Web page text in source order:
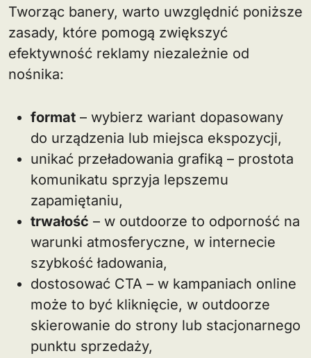
Tworząc banery, warto uwzględnić poniższe
zasady, które pomogą zwiększyć
efektywność reklamy niezależnie od
nośnika:
format – wybierz wariant dopasowany
do urządzenia lub miejsca ekspozycji,
unikać przeładowania grafiką – prostota
komunikatu sprzyja lepszemu
zapamiętaniu,
trwałość – w outdoorze to odporność na
warunki atmosferyczne, w internecie
szybkość ładowania,
dostosować CTA – w kampaniach online
może to być kliknięcie, w outdoorze
skierowanie do strony lub stacjonarnego
punktu sprzedaży,